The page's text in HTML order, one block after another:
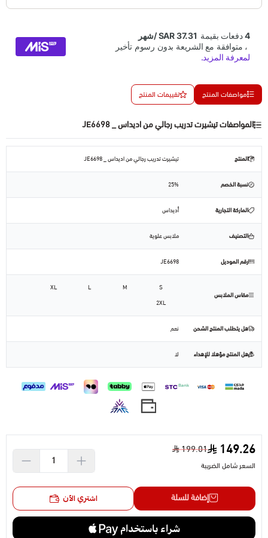
مواصفات المنتج تقييمات المنتج
المواصفات تيشيرت تدريب رجالي من اديداس _ JE6698
المنتج تيشيرت تدريب رجالي من اديداس _ JE6698
نسبة الخصم 25%
الماركة التجارية أديداس
التصنيف ملابس علوية
رقم الموديل JE6698
مقاس الملابس
S
M
L
XL
2XL
هل يتطلب المنتج الشحن نعم
هل المنتج مؤهلا للإهداء لا
149.26
199.01
السعر شامل الضريبة
إضافة للسلة اشتري الآن